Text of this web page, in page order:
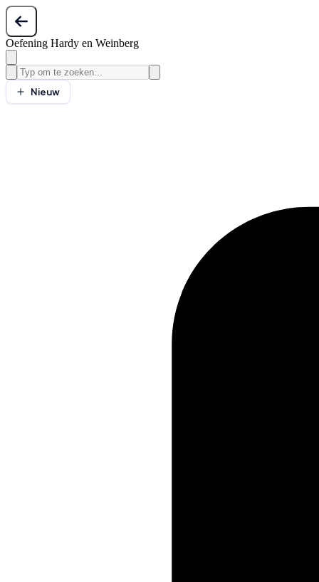
Oefening Hardy en Weinberg
Nieuw